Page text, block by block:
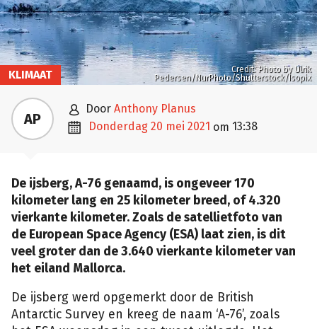
Credit: Photo by Ulrik
Pedersen/NurPhoto/Shutterstock/Isopix
KLIMAAT
AP  door Anthony Planus
 donderdag 20 mei 2021 om 13:38
De ijsberg, A-76 genaamd, is ongeveer 170
kilometer lang en 25 kilometer breed, of 4.320
vierkante kilometer. Zoals de satellietfoto van
de European Space Agency (ESA) laat zien, is dit
veel groter dan de 3.640 vierkante kilometer van
het eiland Mallorca.
De ijsberg werd opgemerkt door de British
Antarctic Survey en kreeg de naam ‘A-76’, zoals